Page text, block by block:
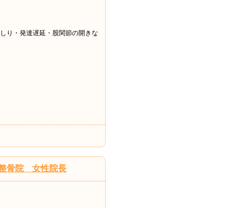
り・発達遅延・股関節の開きな
骨院 女性院長